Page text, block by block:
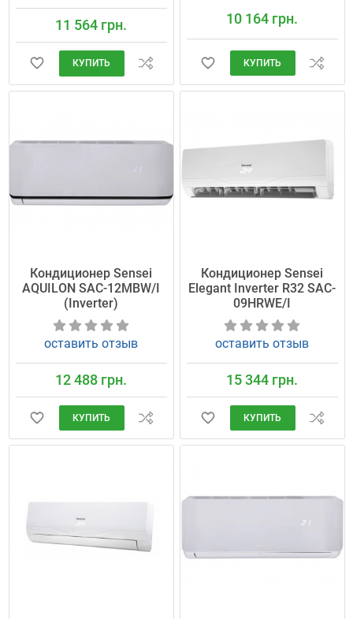
11 564 грн.
КУПИТЬ
10 164 грн.
КУПИТЬ
Кондиционер Sensei
AQUILON SAC-12MBW/I
(Inverter)
оставить отзыв
12 488 грн.
КУПИТЬ
Кондиционер Sensei
Elegant Inverter R32 SAC-
09HRWE/I
оставить отзыв
15 344 грн.
КУПИТЬ